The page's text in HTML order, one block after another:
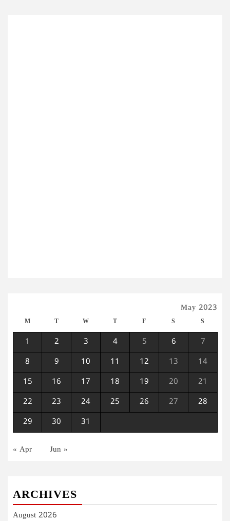
May 2023
M T W T F S S
1 2 3 4 5 6 7
8 9 10 11 12 13 14
15 16 17 18 19 20 21
22 23 24 25 26 27 28
29 30 31
« Apr Jun »
ARCHIVES
August 2026